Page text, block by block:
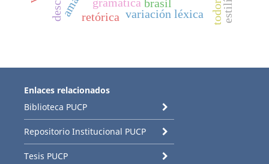
gramática brasil
variación léxica
retórica
Enlaces relacionados
Biblioteca PUCP
Repositorio Institucional PUCP
Tesis PUCP